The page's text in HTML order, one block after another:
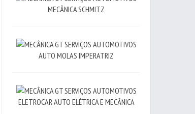
MECÂNICA SCHMITZ
AUTO MOLAS IMPERATRIZ
ELETROCAR AUTO ELÉTRICA E MECÂNICA